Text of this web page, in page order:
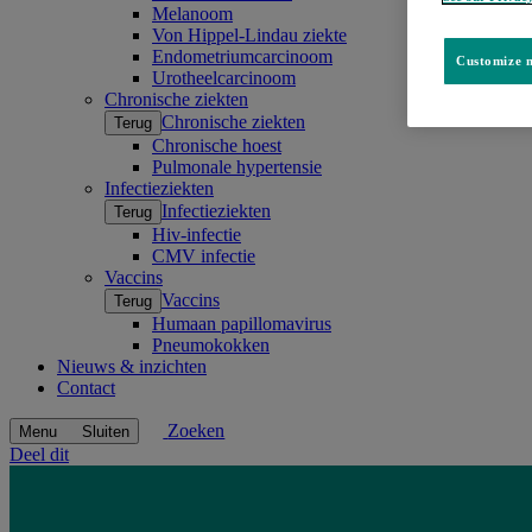
Melanoom
Von Hippel-Lindau ziekte
Endometriumcarcinoom
Urotheelcarcinoom
Chronische ziekten
Terug Chronische ziekten
Chronische hoest
Pulmonale hypertensie
Infectieziekten
Terug Infectieziekten
Hiv-infectie
CMV infectie
Vaccins
Terug Vaccins
Humaan papillomavirus
Pneumokokken
Nieuws & inzichten
Contact
Menu Sluiten
Zoeken
Deel dit
Customize